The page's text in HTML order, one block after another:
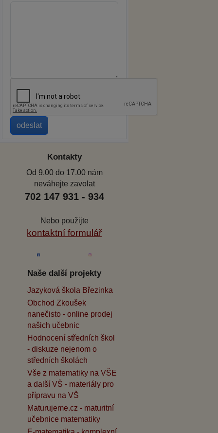
Kontakty
Od 9.00 do 17.00 nám
neváhejte zavolat
702 147 931 - 934
Nebo použijte
kontaktní formulář
Naše další projekty
Jazyková škola Březinka
Obchod Zkoušek
nanečisto - online prodej
našich učebnic
Hodnocení středních škol
- diskuze nejenom o
středních školách
Vše z matematiky na VŠE
a další VŠ - materiály pro
přípravu na VŠ
Maturujeme.cz - maturitní
učebnice matematiky